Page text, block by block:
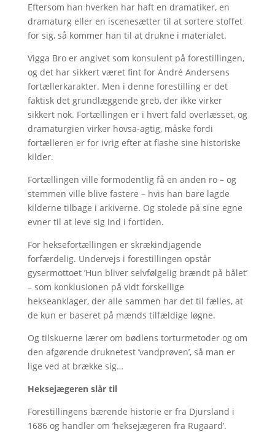
Eftersom han hverken har haft en dramatiker, en
dramaturg eller en iscenesætter til at sortere stoffet
for sig, så kommer han til at drukne i materialet.
Vigga Bro er angivet som konsulent på forestillingen,
og det har sikkert været fint for André Andersens
fortællerkarakter. Men i denne forestilling er det
faktisk det grundlæggende greb, der ikke virker
sikkert nok. Fortællingen er i hvert fald overlæsset, og
dramaturgien virker hovsa-agtig, måske fordi
fortælleren er for ivrig efter at flashe sine historiske
kilder.
Fortællingen ville formodentlig få en anden ro – og
stemmen ville blive fastere – hvis han bare lagde
kilderne tilbage i arkiverne. Og stolede på sine egne
evner til at leve sig ind i fortiden.
For heksefortællingen er skrækindjagende
forfærdelig. Undervejs i forestillingen opstår
gysermottoet ’Hun bliver selvfølgelig brændt på bålet’
– som konklusionen på vidt forskellige
hekseanklager, der alle sammen har det til fælles, at
de kun er baseret på mænds tilfældige løgne.
Og tilskuerne lærer om bødlens torturmetoder og om
den afgørende druknetest ’vandprøven’, så man er
lige ved at brække sig…
Heksejægeren slår til
Forestillingens bærende historie er fra Djursland i
1686 og handler om ’heksejægeren fra Rugaard’.